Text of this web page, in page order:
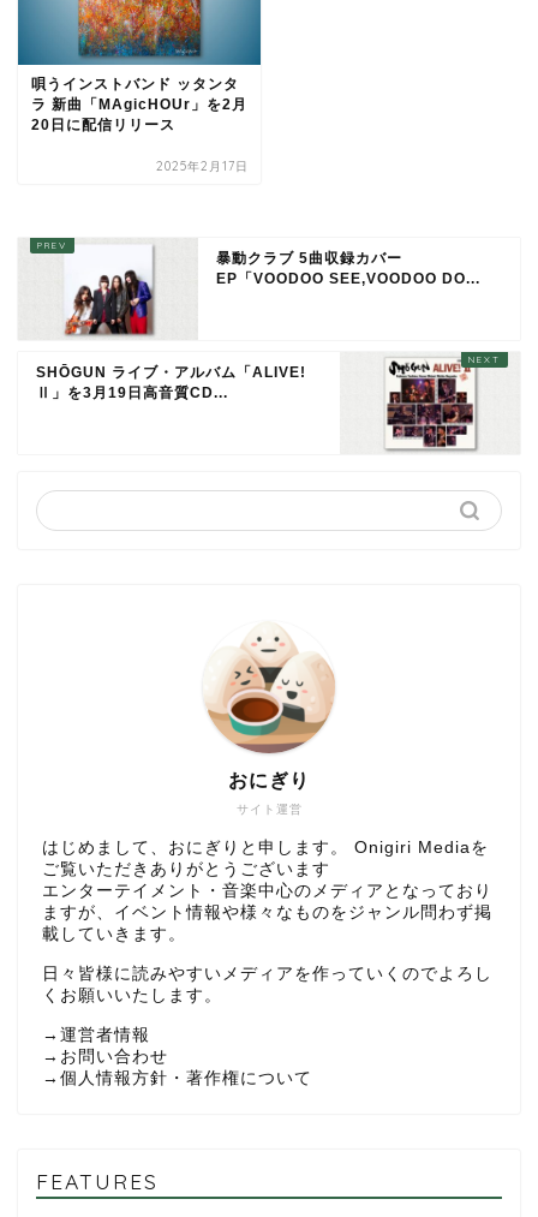
唄うインストバンド ッタンタ
ラ 新曲「MAgicHOUr」を2月
20日に配信リリース
2025年2月17日
暴動クラブ 5曲収録カバー
EP「VOODOO SEE,VOODOO DO...
SHŌGUN ライブ・アルバム「ALIVE!
Ⅱ」を3月19日高音質CD...
サイト運営
おにぎり
はじめまして、おにぎりと申します。 Onigiri Mediaを
ご覧いただきありがとうございます
エンターテイメント・音楽中心のメディアとなっており
ますが、イベント情報や様々なものをジャンル問わず掲
載していきます。
日々皆様に読みやすいメディアを作っていくのでよろし
くお願いいたします。
→ 運営者情報
→ お問い合わせ
→ 個人情報方針・著作権について
FEATURES